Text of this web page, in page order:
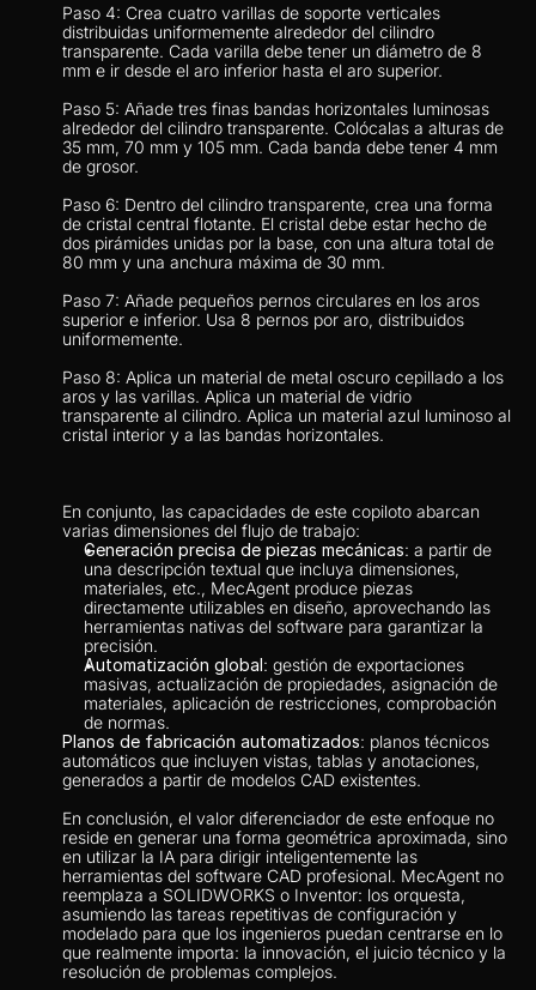
Paso 4: Crea cuatro varillas de soporte verticales
distribuidas uniformemente alrededor del cilindro
transparente. Cada varilla debe tener un diámetro de 8
mm e ir desde el aro inferior hasta el aro superior.
Paso 5: Añade tres finas bandas horizontales luminosas
alrededor del cilindro transparente. Colócalas a alturas de
35 mm, 70 mm y 105 mm. Cada banda debe tener 4 mm
de grosor.
Paso 6: Dentro del cilindro transparente, crea una forma
de cristal central flotante. El cristal debe estar hecho de
dos pirámides unidas por la base, con una altura total de
80 mm y una anchura máxima de 30 mm.
Paso 7: Añade pequeños pernos circulares en los aros
superior e inferior. Usa 8 pernos por aro, distribuidos
uniformemente.
Paso 8: Aplica un material de metal oscuro cepillado a los
aros y las varillas. Aplica un material de vidrio
transparente al cilindro. Aplica un material azul luminoso al
cristal interior y a las bandas horizontales.
En conjunto, las capacidades de este copiloto abarcan
varias dimensiones del flujo de trabajo:
Generación precisa de piezas mecánicas: a partir de
una descripción textual que incluya dimensiones,
materiales, etc., MecAgent produce piezas
directamente utilizables en diseño, aprovechando las
herramientas nativas del software para garantizar la
precisión.
Automatización global: gestión de exportaciones
masivas, actualización de propiedades, asignación de
materiales, aplicación de restricciones, comprobación
de normas.
Planos de fabricación automatizados: planos técnicos
automáticos que incluyen vistas, tablas y anotaciones,
generados a partir de modelos CAD existentes.
En conclusión, el valor diferenciador de este enfoque no
reside en generar una forma geométrica aproximada, sino
en utilizar la IA para dirigir inteligentemente las
herramientas del software CAD profesional. MecAgent no
reemplaza a SOLIDWORKS o Inventor: los orquesta,
asumiendo las tareas repetitivas de configuración y
modelado para que los ingenieros puedan centrarse en lo
que realmente importa: la innovación, el juicio técnico y la
resolución de problemas complejos.